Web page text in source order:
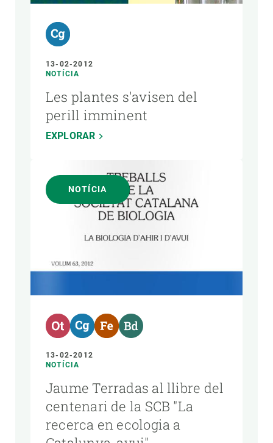
13-02-2012
NOTÍCIA
Les plantes s'avisen del
perill imminent
EXPLORAR
NOTÍCIA
13-02-2012
NOTÍCIA
Jaume Terradas al llibre del
centenari de la SCB "La
recerca en ecologia a